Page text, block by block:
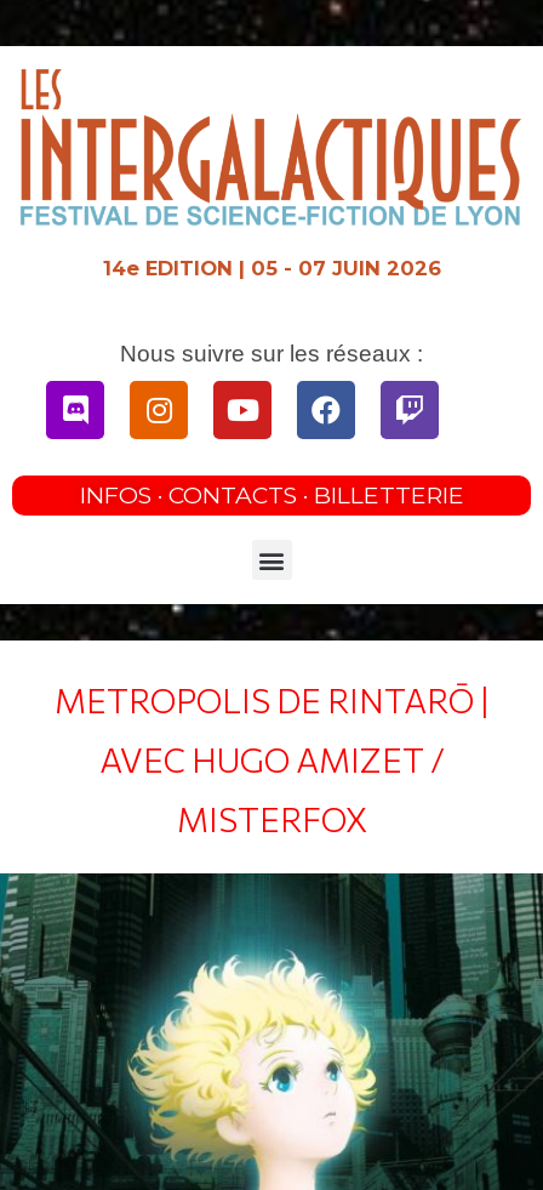
14e EDITION | 05 - 07 JUIN 2026
Nous suivre sur les réseaux :
DiscordInstagramYoutubeFacebookTwitch
INFOS · CONTACTS · BILLETTERIE
Menu
METROPOLIS DE RINTARŌ |
AVEC HUGO AMIZET /
MISTERFOX